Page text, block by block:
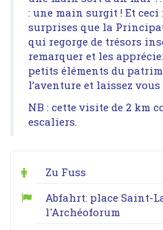
: une main surgit ! Et ceci
surprises que la
qui regorge de trésors
remarquer et les
petits éléments du
l’aventure et laissez
NB : cette visite de 2 km
escaliers.
Zu Fuss
Abfahrt: place Saint-
l'Archéoforum